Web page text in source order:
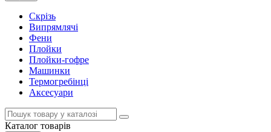
Скрізь
Випрямлячі
Фени
Плойки
Плойки-гофре
Машинки
Термогребінці
Аксесуари
Каталог товарів